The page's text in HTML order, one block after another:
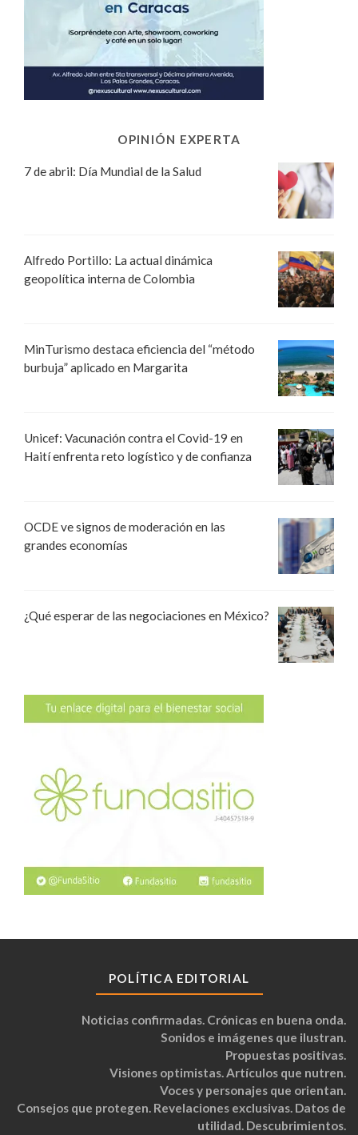
OPINIÓN EXPERTA
7 de abril: Día Mundial de la Salud
Alfredo Portillo: La actual dinámica
geopolítica interna de Colombia
MinTurismo destaca eficiencia del “método
burbuja” aplicado en Margarita
Unicef: Vacunación contra el Covid-19 en
Haití enfrenta reto logístico y de confianza
OCDE ve signos de moderación en las
grandes economías
¿Qué esperar de las negociaciones en México?
POLÍTICA EDITORIAL
Noticias confirmadas. Crónicas en buena onda.
Sonidos e imágenes que ilustran.
Propuestas positivas.
Visiones optimistas. Artículos que nutren.
Voces y personajes que orientan.
Consejos que protegen. Revelaciones exclusivas. Datos de
utilidad. Descubrimientos.